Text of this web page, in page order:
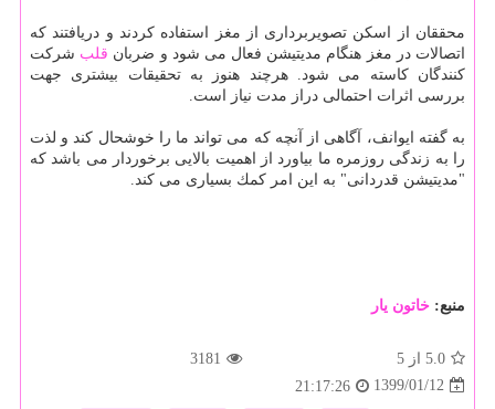
محققان از اسكن تصویربرداری از مغز استفاده كردند و دریافتند كه
اتصالات در مغز هنگام مدیتیشن فعال می شود و ضربان قلب شركت
كنندگان كاسته می شود. هرچند هنوز به تحقیقات بیشتری جهت
بررسی اثرات احتمالی دراز مدت نیاز است.
به گفته ایوانف، آگاهی از آنچه كه می تواند ما را خوشحال كند و لذت
را به زندگی روزمره ما بیاورد از اهمیت بالایی برخوردار می باشد كه
"مدیتیشن قدردانی" به این امر كمك بسیاری می كند.
منبع: خاتون یار
5.0 از 5
3181
1399/01/12
21:17:26